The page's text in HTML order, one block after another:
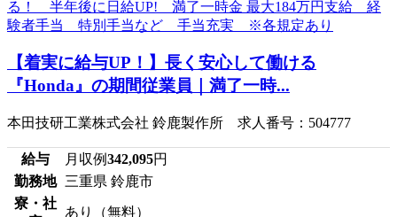
【着実に給与UP！】長く安心して働ける
『Honda』の期間従業員｜満了一時...
本田技研工業株式会社 鈴鹿製作所 求人番号：504777
給与 月収例342,095円
勤務地 三重県 鈴鹿市
寮・社
あり（無料）